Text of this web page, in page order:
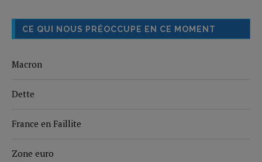
CE QUI NOUS PRÉOCCUPE EN CE MOMENT
Macron
Dette
France en Faillite
Zone euro